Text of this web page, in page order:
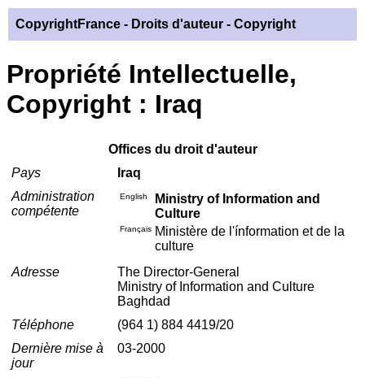
CopyrightFrance - Droits d'auteur - Copyright
Propriété Intellectuelle,
Copyright : Iraq
Offices du droit d'auteur
Pays
Iraq
Administration
compétente
English
Ministry of Information and
Culture
Français Ministère de l'ínformation et de la
culture
Adresse
The Director-General
Ministry of Information and Culture
Baghdad
Téléphone
(964 1) 884 4419/20
Dernière mise à
jour
03-2000